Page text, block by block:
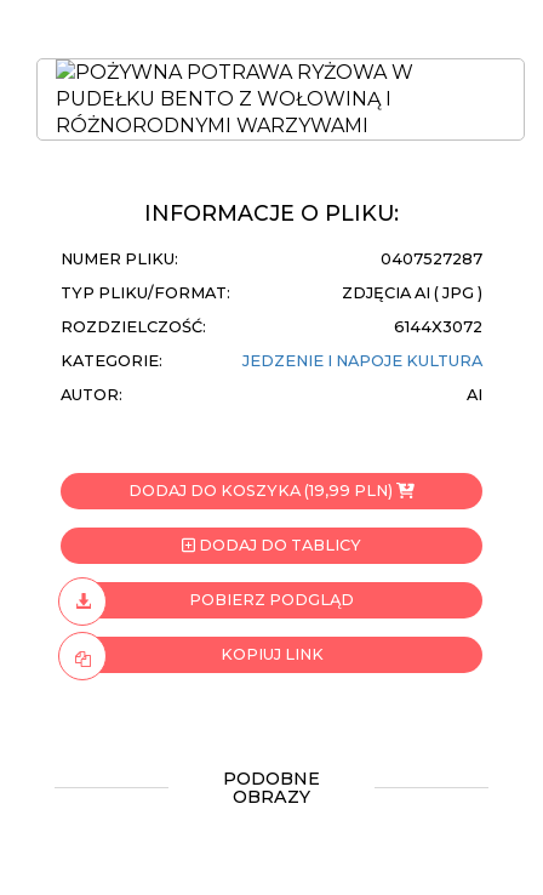
INFORMACJE O PLIKU:
NUMER PLIKU:
0407527287
TYP PLIKU/FORMAT:
ZDJĘCIA AI ( JPG )
ROZDZIELCZOŚĆ:
6144X3072
KATEGORIE:
JEDZENIE I NAPOJE KULTURA
AUTOR:
AI
DODAJ DO KOSZYKA (19,99 PLN)
DODAJ DO TABLICY
POBIERZ PODGLĄD
KOPIUJ LINK
PODOBNE
OBRAZY